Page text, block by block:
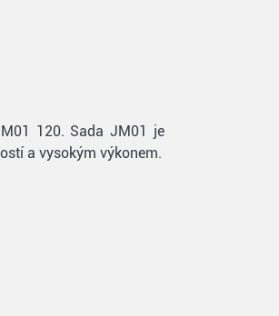
120. Sada JM01 je
a vysokým výkonem.